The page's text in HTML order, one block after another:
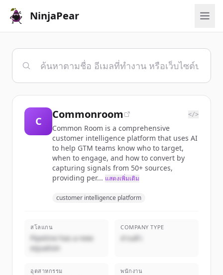
NinjaPear
C
Commonroom </>
Common Room is a comprehensive
customer intelligence platform that uses AI
to help GTM teams know who to target,
when to engage, and how to convert by
capturing signals from 50+ sources,
providing per... แสดงเพิ่มเติม
customer intelligence platform
สโลแกน
Pipeline has a new
equation
COMPANY TYPE
ส่วนตัว
อุตสาหกรรม พนักงาน